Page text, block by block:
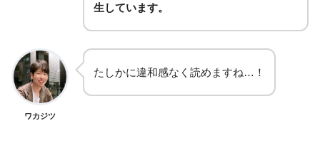
生しています。
ワカジツ
たしかに違和感なく読めますね…！